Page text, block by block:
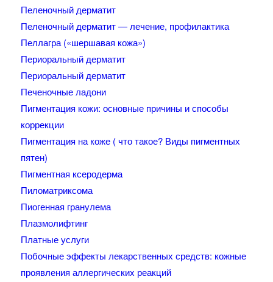
Пеленочный дерматит
Пеленочный дерматит — лечение, профилактика
Пеллагра («шершавая кожа»)
Периоральный дерматит
Периоральный дерматит
Печеночные ладони
Пигментация кожи: основные причины и способы
коррекции
Пигментация на коже ( что такое? Виды пигментных
пятен)
Пигментная ксеродерма
Пиломатриксома
Пиогенная гранулема
Плазмолифтинг
Платные услуги
Побочные эффекты лекарственных средств: кожные
проявления аллергических реакций